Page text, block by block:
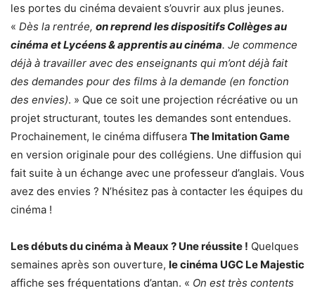
les portes du cinéma devaient s’ouvrir aux plus jeunes.
« Dès la rentrée, on reprend les dispositifs Collèges au
cinéma et Lycéens & apprentis au cinéma. Je commence
déjà à travailler avec des enseignants qui m’ont déjà fait
des demandes pour des films à la demande (en fonction
des envies). » Que ce soit une projection récréative ou un
projet structurant, toutes les demandes sont entendues.
Prochainement, le cinéma diffusera The Imitation Game
en version originale pour des collégiens. Une diffusion qui
fait suite à un échange avec une professeur d’anglais. Vous
avez des envies ? N’hésitez pas à contacter les équipes du
cinéma !
Les débuts du cinéma à Meaux ? Une réussite ! Quelques
semaines après son ouverture, le cinéma UGC Le Majestic
affiche ses fréquentations d’antan. « On est très contents